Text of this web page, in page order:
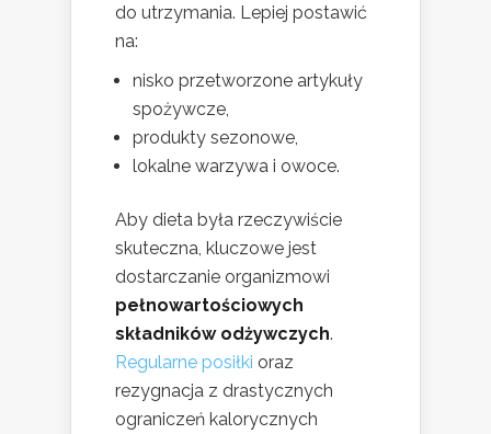
do utrzymania. Lepiej postawić
na:
nisko przetworzone artykuły
spożywcze,
produkty sezonowe,
lokalne warzywa i owoce.
Aby dieta była rzeczywiście
skuteczna, kluczowe jest
dostarczanie organizmowi
pełnowartościowych
składników odżywczych.
Regularne posiłki oraz
rezygnacja z drastycznych
ograniczeń kalorycznych